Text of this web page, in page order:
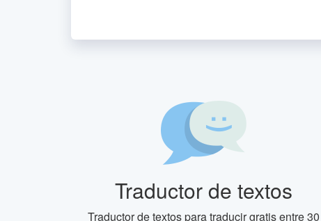
Traductor de textos
Traductor de textos para traducir gratis entre 30